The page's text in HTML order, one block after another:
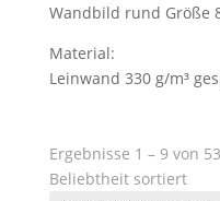
Wandbild rund Größe
Material:
Leinwand 330 g/m³
Ergebnisse 1 – 9 von
Beliebtheit sortiert